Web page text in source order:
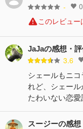
- 0
このレビュ
JaJaの感想・
3.6
シェールもニ
れど、シェール
たわいない恋愛
スージーの感